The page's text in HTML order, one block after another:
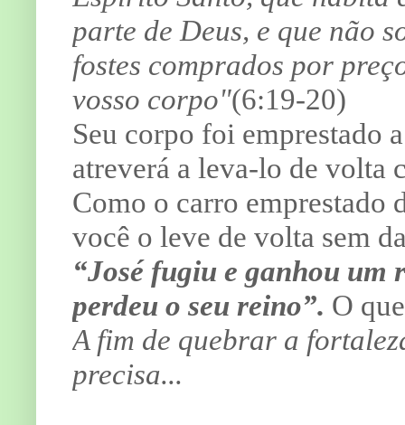
parte de Deus, e que não
fostes comprados por
vosso corpo"(6:19-20)
Seu corpo foi emprestado
atreverá a leva-lo de volta
Como o carro emprestado
você o leve de volta sem
“José fugiu e ganhou um
perdeu o seu reino”. O
A fim de quebrar a
precisa...